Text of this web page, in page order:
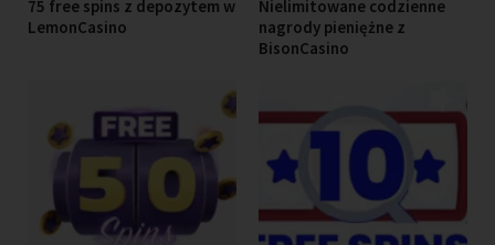
75 free spins z depozytem w
LemonCasino
Nielimitowane codzienne
nagrody pieniężne z
BisonCasino